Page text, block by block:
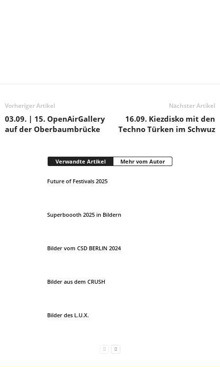
Vorheriger Artikel
03.09. | 15. OpenAirGallery
auf der Oberbaumbrücke
Nächster Artikel
16.09. Kiezdisko mit den
Techno Türken im Schwuz
Verwandte Artikel Mehr vom Autor
Future of Festivals 2025
Superboooth 2025 in Bildern
Bilder vom CSD BERLIN 2024
Bilder aus dem CRUSH
Bilder des L.U.X.